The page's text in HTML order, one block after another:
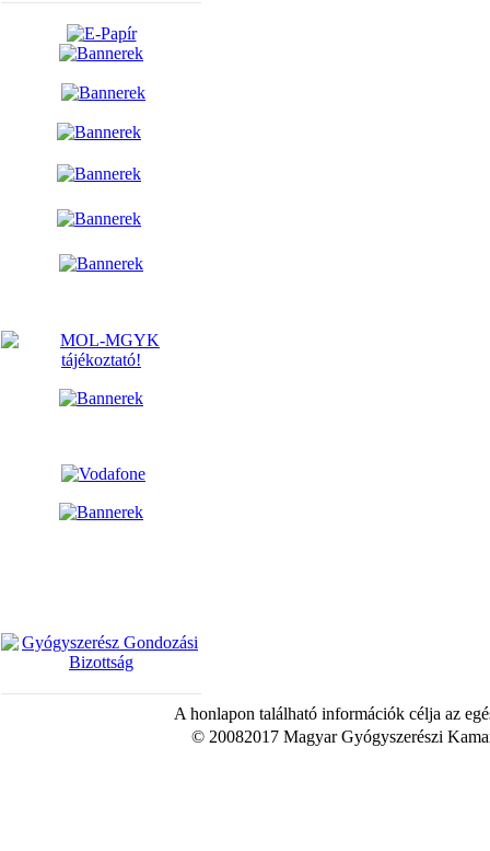
A honlapon található információk célja az
© 20082017 Magyar Gyógyszerészi